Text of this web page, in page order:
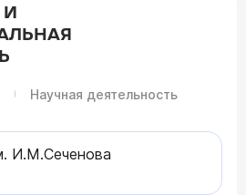
И
Научная деятельность